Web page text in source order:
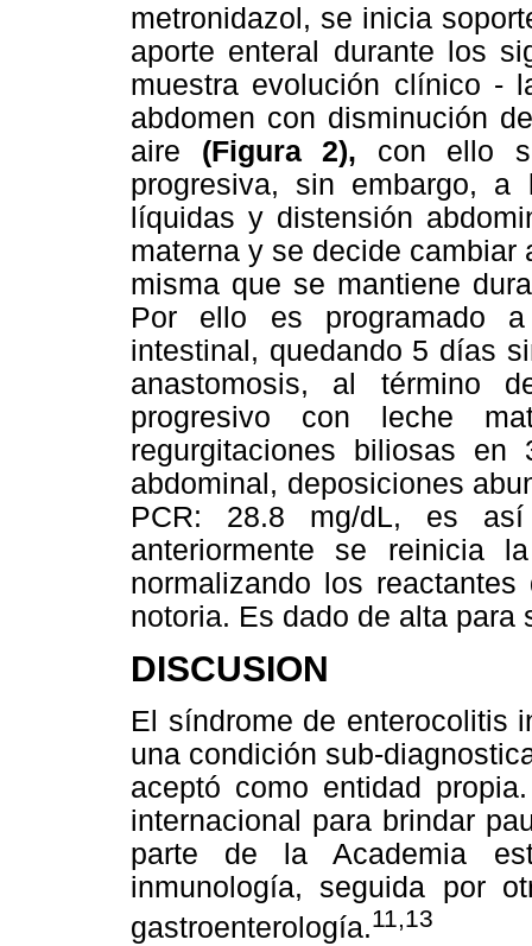
metronidazol, se inicia
aporte enteral durante los
muestra evolución clínico -
abdomen con disminución
aire (Figura 2), con ello
progresiva, sin embargo,
líquidas y distensión
materna y se decide
misma que se mantiene
Por ello es programado
intestinal, quedando 5 días
anastomosis, al término
progresivo con leche
regurgitaciones biliosas en
abdominal, deposiciones
PCR: 28.8 mg/dL, es
anteriormente se reinicia
normalizando los
notoria. Es dado de alta para
DISCUSION
El síndrome de enterocolitis
una condición sub-
aceptó como entidad
internacional para brindar
parte de la Academia
inmunología, seguida por
gastroenterología.11,13